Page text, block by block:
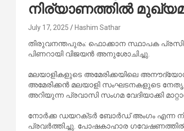
നിര്യാണത്തിൽ
July 17, 2025 Hashim Sathar
തിരുവനന്തപുരം: ഫൊക്കാന സ്ഥാപക
പിണറായി വിജയൻ അനുശോചിച്ചു.
മലയാളികളുടെ അമേരിക്കയിലെ
അമേരിക്കൻ മലയാളി സംഘടനകളുടെ
അറിയുന്ന പ്രവാസി സംഗമ വേദിയാക്കി
നോർക്ക ഡയറക്‌ടർ ബോർഡ്‌ അംഗം എന്ന
പ്രവർത്തിച്ചു. പോഷകാഹാര